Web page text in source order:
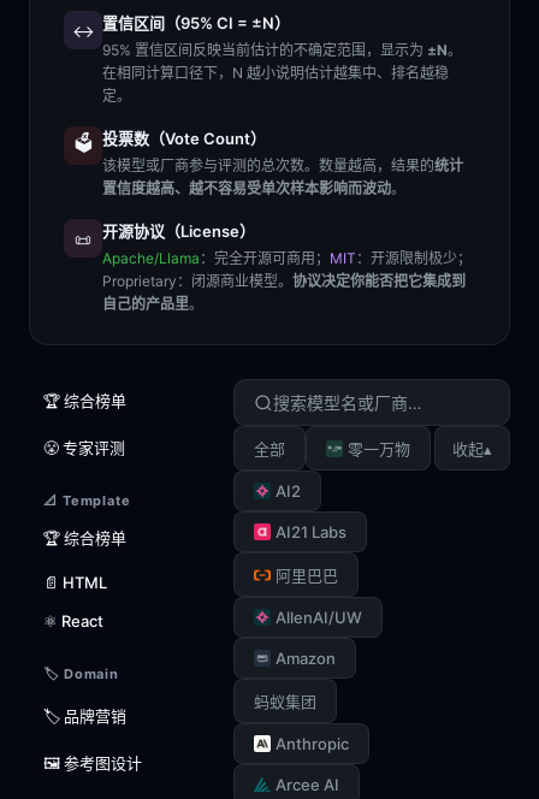
↔️ 置信区间（95% CI = ±N）
95% 置信区间反映当前估计的不确定范围，显示为 ±N。
在相同计算口径下，N 越小说明估计越集中、排名越稳
定。
🗳️ 投票数（Vote Count）
该模型或厂商参与评测的总次数。数量越高，结果的统计
置信度越高、越不容易受单次样本影响而波动。
📜 开源协议（License）
Apache/Llama ：完全开源可商用； MIT ：开源限制极少；
Proprietary ：闭源商业模型。 协议决定你能否把它集成到
自己的产品里。
🏆 综合榜单
😤 专家评测
📐 Template
🏆 综合榜单
📄 HTML
⚛️ React
🏷️ Domain
🏷️ 品牌营销
🖼️ 参考图设计
全部 零一万物
AI2
AI21 Labs
阿里巴巴
AllenAI/UW
Amazon
蚂蚁集团
Anthropic
Arcee AI
收起▴